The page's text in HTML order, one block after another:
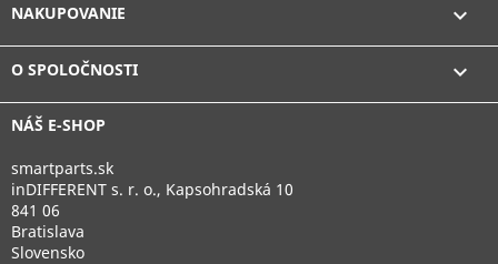
NAKUPOVANIE 
O SPOLOČNOSTI 
NÁŠ E-SHOP
smartparts.sk
inDIFFERENT s. r. o., Kapsohradská 10
841 06
Bratislava
Slovensko